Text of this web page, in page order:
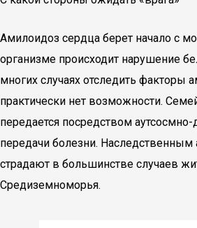
Амилоидоз сердца берет начало с
организме происходит нарушение
многих случаях отследить факторы
практически нет возможности.
передается посредством
передачи болезни.
страдают в большинстве случаев
Средиземноморья.